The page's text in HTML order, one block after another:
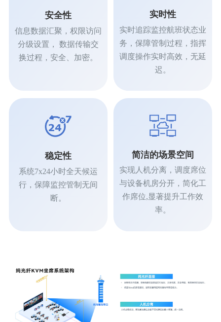
安全性
信息数据汇聚，权限访问
分级设置， 数据传输交
换过程，安全、加密。
实时性
实时追踪监控航班状态业
务，保障管制过程，指挥
调度操作实时高效，无延
迟。
稳定性
系统7x24小时全天候运
行，保障监控管制无间
断。
简洁的场景空间
实现人机分离，调度席位
与设备机房分开，简化工
作席位,显著提升工作效
率。